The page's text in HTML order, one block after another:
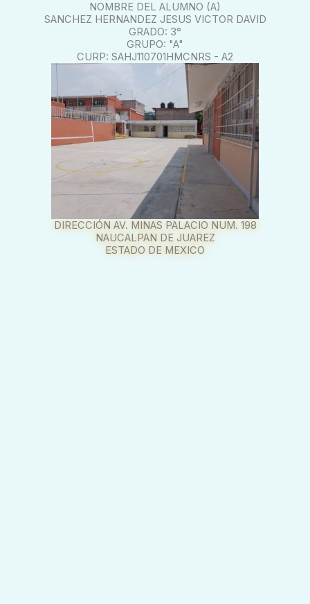
NOMBRE DEL ALUMNO (A)
SANCHEZ HERNANDEZ JESUS VICTOR DAVID
GRADO: 3°
GRUPO: "A"
CURP: SAHJ110701HMCNRS - A2
DIRECCIÓN AV. MINAS PALACIO NUM. 198
NAUCALPAN DE JUAREZ
ESTADO DE MEXICO